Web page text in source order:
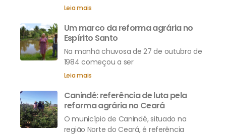
Leia mais
Um marco da reforma agrária no
Espírito Santo
Na manhã chuvosa de 27 de outubro de
1984 começou a ser
Leia mais
Canindé: referência de luta pela
reforma agrária no Ceará
O município de Canindé, situado na
região Norte do Ceará, é referência